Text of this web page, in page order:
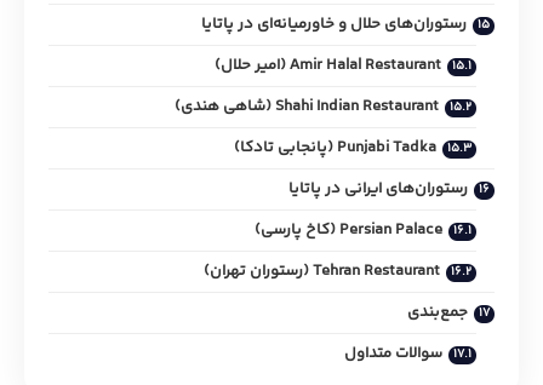
رستوران‌های حلال و خاورمیانه‌ای در پاتایا
Amir Halal Restaurant (امیر حلال)
Shahi Indian Restaurant (شاهی هندی)
Punjabi Tadka (پانجابی تادکا)
رستوران‌های ایرانی در پاتایا
Persian Palace (کاخ پارسی)
Tehran Restaurant (رستوران تهران)
جمع‌بندی
سوالات متداول